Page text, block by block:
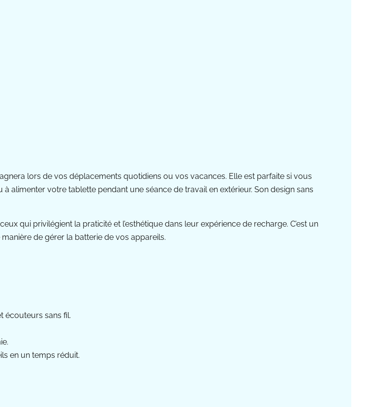
lors de vos déplacements quotidiens ou vos vacances. Elle est parfaite si vous
alimenter votre tablette pendant une séance de travail en extérieur. Son design sans
qui privilégient la praticité et l’esthétique dans leur expérience de recharge. C’est un
de gérer la batterie de vos appareils.
écouteurs sans fil.
en un temps réduit.